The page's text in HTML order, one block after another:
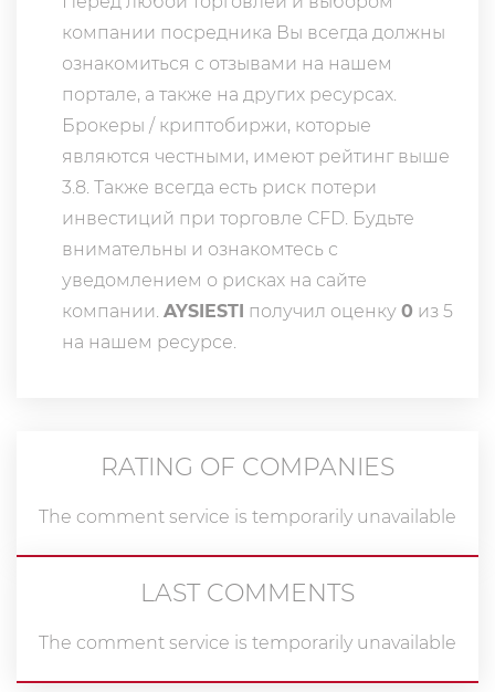
компании посредника Вы всегда должны
ознакомиться с отзывами на нашем
портале, а также на других ресурсах.
Брокеры / криптобиржи, которые
являются честными, имеют рейтинг выше
3.8. Также всегда еcть риск потери
инвестиций при торговле CFD. Будьте
внимательны и ознакомтесь с
уведомлением о рисках на сайте
компании. AYSIESTI получил оценку 0 из 5
на нашем ресурсе.
RATING OF COMPANIES
The comment service is temporarily unavailable
LAST COMMENTS
The comment service is temporarily unavailable